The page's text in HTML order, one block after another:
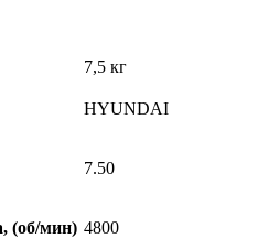
7,5 кг
HYUNDAI
7.50
(об/мин) 4800